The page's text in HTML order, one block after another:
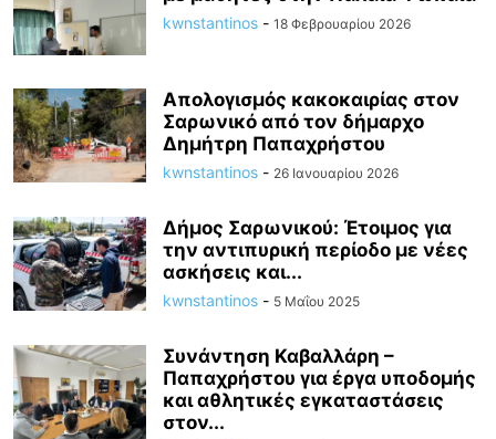
kwnstantinos - 18 Φεβρουαρίου 2026
Απολογισμός κακοκαιρίας στον
Σαρωνικό από τον δήμαρχο
Δημήτρη Παπαχρήστου
kwnstantinos - 26 Ιανουαρίου 2026
Δήμος Σαρωνικού: Έτοιμος για
την αντιπυρική περίοδο με νέες
ασκήσεις και...
kwnstantinos - 5 Μαΐου 2025
Συνάντηση Καβαλλάρη –
Παπαχρήστου για έργα υποδομής
και αθλητικές εγκαταστάσεις
στον...